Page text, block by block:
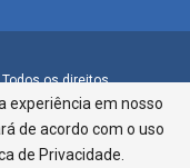
os direitos
Bairro São José |
- CI Centro de
experiência em nosso
de acordo com o uso
de Privacidade.